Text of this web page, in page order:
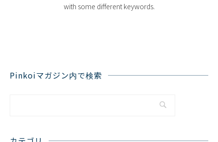
with some different keywords.
Pinkoiマガジン内で検索